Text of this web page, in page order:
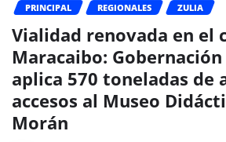
PRINCIPAL REGIONALES ZULIA
Vialidad renovada en el
Maracaibo:
aplica 570 toneladas de
accesos al Museo
Morán